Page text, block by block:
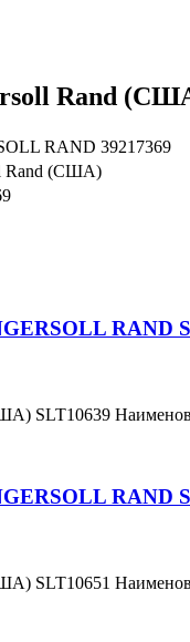
Rand
RAND 39217369
Rand (США)
RAND
SLT10639
RAND
SLT10651